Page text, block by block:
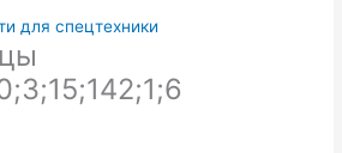
для спецтехники